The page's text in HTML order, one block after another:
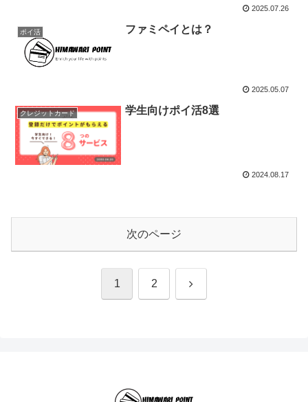
2025.07.26
ポイ活 ファミペイとは？
2025.05.07
クレジットカード 学生向けポイ活8選
2024.08.17
次のページ
1 2 次